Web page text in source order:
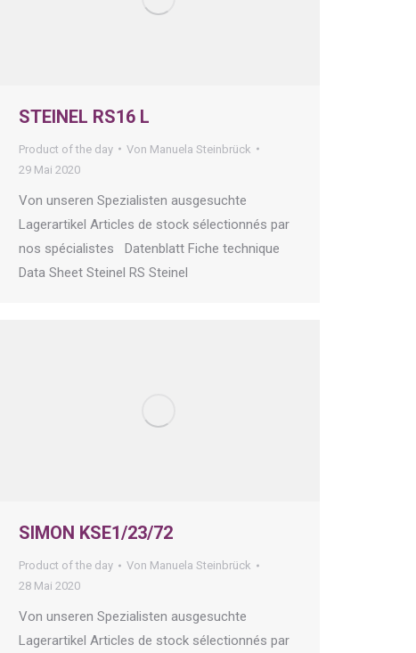
STEINEL RS16 L
Product of the day Von Manuela Steinbrück
29 Mai 2020
Von unseren Spezialisten ausgesuchte
Lagerartikel Articles de stock sélectionnés par
nos spécialistes Datenblatt Fiche technique
Data Sheet Steinel RS Steinel
SIMON KSE1/23/72
Product of the day Von Manuela Steinbrück
28 Mai 2020
Von unseren Spezialisten ausgesuchte
Lagerartikel Articles de stock sélectionnés par